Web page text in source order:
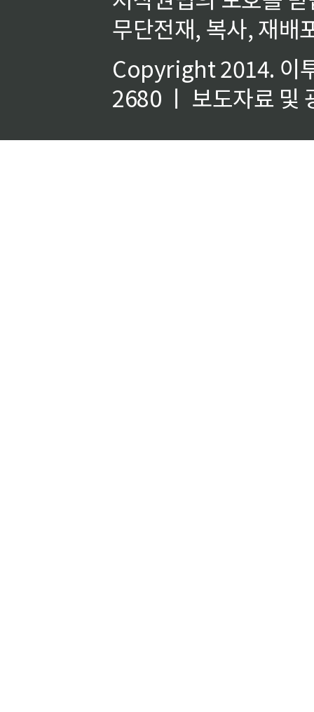
무단전재, 복사, 재배
Copyright 2014. 이
2680 ㅣ 보도자료